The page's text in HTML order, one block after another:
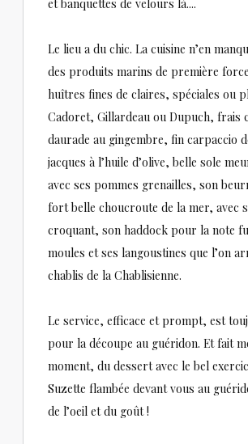
et banquettes de velours là....
Le lieu a du chic. La cuisine n’en
des produits marins de première
huîtres fines de claires, spéciales ou
Cadoret, Gillardeau ou Dupuch, frais
daurade au gingembre, fin carpaccio
jacques à l’huile d’olive, belle sole
avec ses pommes grenailles, son
fort belle choucroute de la mer, avec
croquant, son haddock pour la note
moules et ses langoustines que l’on
chablis de la Chablisienne.
Le service, efficace et prompt, est
pour la découpe au guéridon. Et fait
moment, du dessert avec le bel
Suzette flambée devant vous au
de l’oeil et du goût !